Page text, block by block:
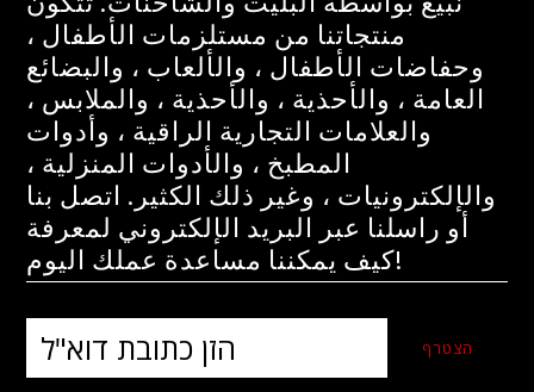
منتجاتنا من مستلزمات الأطفال ،
وحفاضات الأطفال ، والألعاب ، والبضائع
العامة ، والأحذية ، والأحذية ، والملابس ،
والعلامات التجارية الراقية ، وأدوات
المطبخ ، والأدوات المنزلية ،
والإلكترونيات ، وغير ذلك الكثير. اتصل بنا
أو راسلنا عبر البريد الإلكتروني لمعرفة
كيف يمكننا مساعدة عملك اليوم!